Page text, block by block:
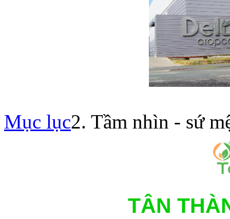
Mục lục2. Tầm nhìn - sứ
TÂN